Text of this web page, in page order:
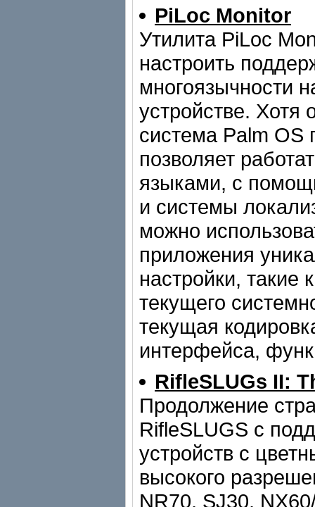
PiLoc Monitor
Утилита PiLoc
настроить
многоязычности
устройстве. Хотя
система Palm
позволяет
языками, с
и системы
можно
приложения
настройки, такие
текущего
текущая
интерфейса,
RifleSLUGs II:
Продолжение
RifleSLUGS с
устройств с
высокого
NR70, SJ30,